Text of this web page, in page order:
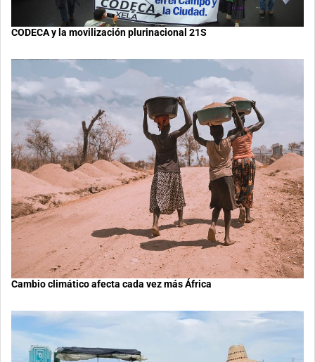
CODECA y la movilización plurinacional 21S
Cambio climático afecta cada vez más África